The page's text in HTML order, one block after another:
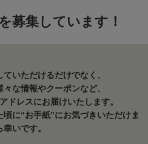
募集しています！
いただけるだけでなく、
な情報やクーポンなど、
ドレスにお届けいたします。
に“お手紙”にお気づきいただけま
幸いです。